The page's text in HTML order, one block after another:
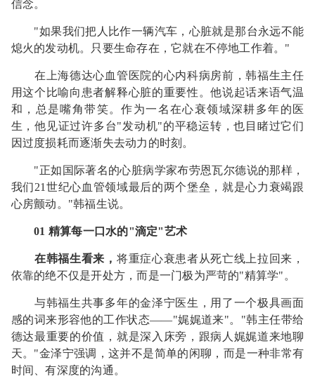
信念。
"如果我们把人比作一辆汽车，心脏就是那台永远不能
熄火的发动机。只要生命存在，它就在不停地工作着。"
在上海德达心血管医院的心内科病房前，韩福生主任
用这个比喻向患者解释心脏的重要性。他说起话来语气温
和，总是嘴角带笑。作为一名在心衰领域深耕多年的医
生，他见证过许多台"发动机"的平稳运转，也目睹过它们
因过度损耗而逐渐失去动力的时刻。
"正如国际著名的心脏病学家布劳恩瓦尔德说的那样，
我们21世纪心血管领域最后的两个堡垒，就是心力衰竭跟
心房颤动。"韩福生说。
01 精算每一口水的"滴定"艺术
在韩福生看来， 将重症心衰患者从死亡线上拉回来，
依靠的绝不仅是开处方，而是一门极为严苛的"精算学"。
与韩福生共事多年的金泽宁医生，用了一个极具画面
感的词来形容他的工作状态——"娓娓道来"。"韩主任带给
德达最重要的价值，就是深入床旁，跟病人娓娓道来地聊
天。"金泽宁强调，这并不是简单的闲聊，而是一种非常有
时间、有深度的沟通。